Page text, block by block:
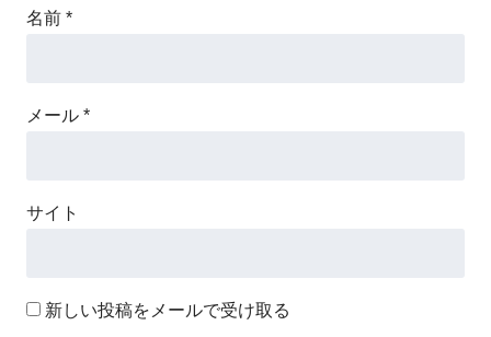
名前 *
メール *
サイト
新しい投稿をメールで受け取る